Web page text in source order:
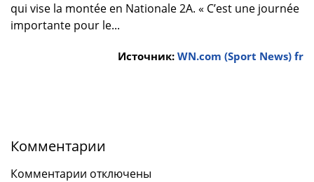
qui vise la montée en Nationale 2A. « C’est une journée
importante pour le...
Источник: WN.com (Sport News) fr
Комментарии
Комментарии отключены